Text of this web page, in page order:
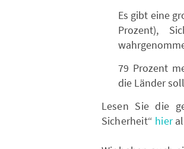
Es gibt eine
Prozent),
79 Prozent
die Länder
Lesen Sie die
Sicherheit“ hier